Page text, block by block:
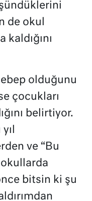
de okul
kaldığını
olduğunu
çocukları
belirtiyor.
ve “Bu
bitsin ki şu